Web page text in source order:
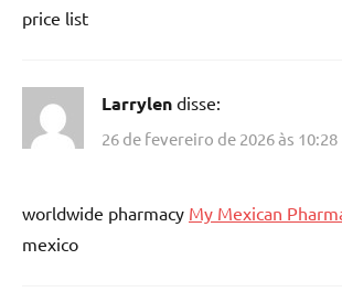
price list
Larrylen disse:
26 de fevereiro de 2026 às 10:28
worldwide pharmacy My Mexican
mexico